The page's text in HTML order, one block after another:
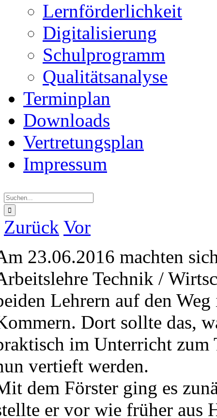
Lernförderlichkeit
Digitalisierung
Schulprogramm
Qualitätsanalyse
Terminplan
Downloads
Vertretungsplan
Impressum
nach:
Zurück Vor
23.06.2016 machten
Technik /
Lehrern auf den
Dort sollte das,
im Unterricht zum
vertieft werden.
dem Förster ging es
er vor wie früher aus